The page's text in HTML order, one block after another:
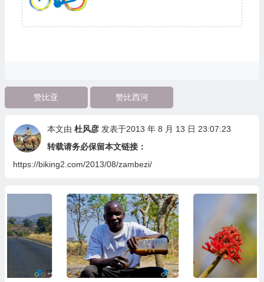
赞比亚 赞比西河
本文由 杜风彦 发表于2013 年 8 月 13 日 23:07:23
转载请务必保留本文链接：
https://biking2.com/2013/08/zambezi/